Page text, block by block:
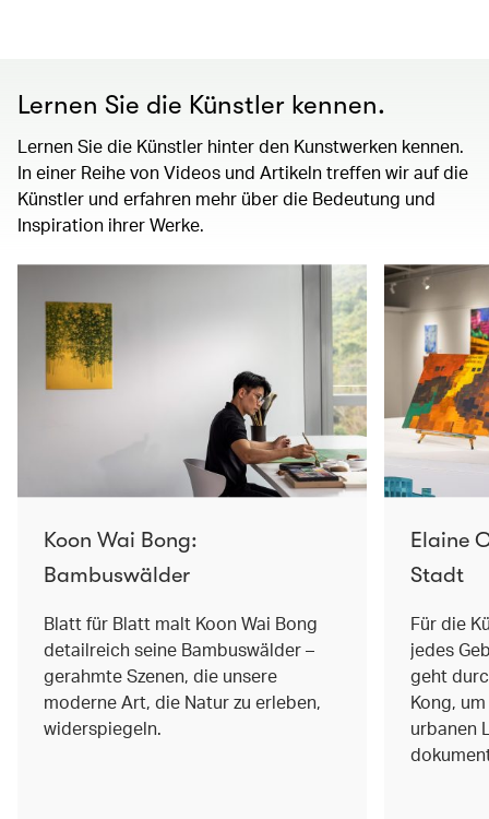
Lernen Sie die Künstler kennen.
Lernen Sie die Künstler hinter den Kunstwerken kennen.
In einer Reihe von Videos und Artikeln treffen wir auf die
Künstler und erfahren mehr über die Bedeutung und
Inspiration ihrer Werke.
Koon Wai Bong:
Bambuswälder
Blatt für Blatt malt Koon Wai Bong
detailreich seine Bambuswälder –
gerahmte Szenen, die unsere
moderne Art, die Natur zu erleben,
widerspiegeln.
Elaine
Stadt
Für die
jedes
geht
Kong,
urbanen